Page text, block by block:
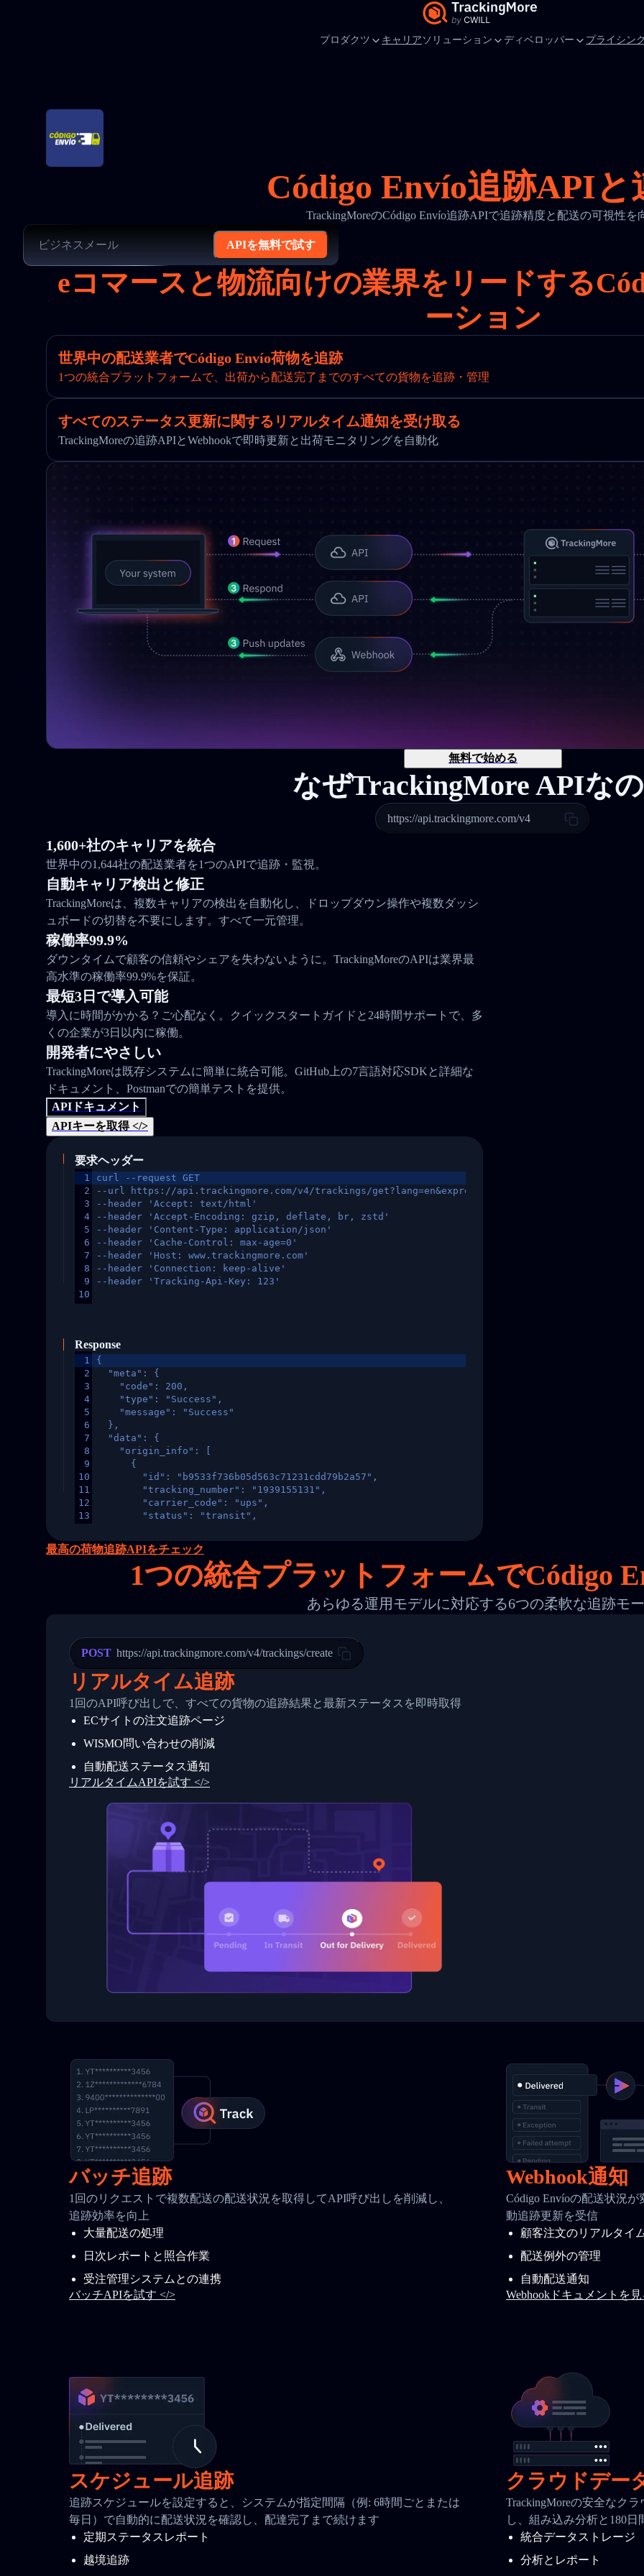
プロダクツ キャリア ソリューション ディベロッパー プライシン
Código Envío追跡APIと
TrackingMoreのCódigo Envío追跡APIで追跡精度と配送の可視性を
APIを無料で試す
eコマースと物流向けの業界をリードする
ーション
世界中の配送業者でCódigo Envío荷物を追跡
1つの統合プラットフォームで、出荷から配送完了までのすべての貨物を追跡・管理
すべてのステータス更新に関するリアルタイム通知を受け取る
TrackingMoreの追跡APIとWebhookで即時更新と出荷モニタリングを自動化
無料で始める
なぜTrackingMore APIな
https://api.trackingmore.com/v4
1,600+社のキャリアを統合
世界中の1,644社の配送業者を1つのAPIで追跡・監視。
自動キャリア検出と修正
TrackingMoreは、複数キャリアの検出を自動化し、ドロップダウン操作や複数ダッシ
ュボードの切替を不要にします。すべて一元管理。
稼働率99.9%
ダウンタイムで顧客の信頼やシェアを失わないように。TrackingMoreのAPIは業界最
高水準の稼働率99.9%を保証。
最短3日で導入可能
導入に時間がかかる？ご心配なく。クイックスタートガイドと24時間サポートで、多
くの企業が3日以内に稼働。
開発者にやさしい
TrackingMoreは既存システムに簡単に統合可能。GitHub上の7言語対応SDKと詳細な
ドキュメント、Postmanでの簡単テストを提供。
APIドキュメント
APIキーを取得 </>
要求ヘッダー
1
2
3
4
5
6
7
8
9
10
curl --request GET
--url https://api.trackingmore.com/v4/trackings/get?lang=en&express=ups&tracknumber=1939155131
--header 'Accept: text/html'
--header 'Accept-Encoding: gzip, deflate, br, zstd'
--header 'Content-Type: application/json'
--header 'Cache-Control: max-age=0'
--header 'Host: www.trackingmore.com'
--header 'Connection: keep-alive'
--header 'Tracking-Api-Key: 123'
Response
1
2
3
4
5
6
7
8
9
10
11
12
13
15
16
24
25
26
27
28
29
31
32
33
34
{
  "meta": {
    "code": 200,
    "type": "Success",
    "message": "Success"
  },
  "data": {
    "origin_info": [
      {
        "id": "b9533f736b05d563c71231cdd79b2a57",
        "tracking_number": "1939155131",
        "carrier_code": "ups",
        "status": "transit",
        "destination_country": "United States",
        "itemTimeLength": 2,
        "weblink": "",
        "phone": null,
"Details": "Departed Facility in HONG KONG-HONG KONG, HONG KONG-HONG KONG,2017-03-
          },
          {
            "Date": "2017-03-06 15:28:00",
            "StatusDescription": "Shipment picked up",
            "Details": "BEIJING-CHINA,PEOPLES REPUBLIC"
          }
        ]
      }
    ]
  }
}
最高の荷物追跡APIをチェック
1つの統合プラットフォームでCódigo
あらゆる運用モデルに対応する6つの柔軟な追跡モ
POST https://api.trackingmore.com/v4/trackings/create
リアルタイム追跡
1回のAPI呼び出しで、すべての貨物の追跡結果と最新ステータスを即時取得
ECサイトの注文追跡ページ
WISMO問い合わせの削減
自動配送ステータス通知
リアルタイムAPIを試す </>
バッチ追跡
1回のリクエストで複数配送の配送状況を取得してAPI呼び出しを削減し、
追跡効率を向上
大量配送の処理
日次レポートと照合作業
受注管理システムとの連携
バッチAPIを試す </>
Webhook通知
Código Envíoの配送状況
動追跡更新を受信
顧客注文のリアルタイ
配送例外の管理
自動配送通知
Webhookドキュメントを
スケジュール追跡
追跡スケジュールを設定すると、システムが指定間隔（例: 6時間ごとまたは
毎日）で自動的に配送状況を確認し、配達完了まで続けます
定期ステータスレポート
越境追跡
クラウドデー
TrackingMoreの安全なク
し、組み込み分析と180
統合データストレージ
分析とレポート